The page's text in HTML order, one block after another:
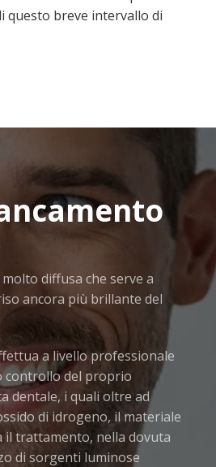
questo breve intervallo di
diffusa che serve a
ancora più brillante del
a livello professionale
del proprio
dentale, i quali oltre ad
di idrogeno, il materiale
il trattamento, nella dovuta
di sorgenti luminose